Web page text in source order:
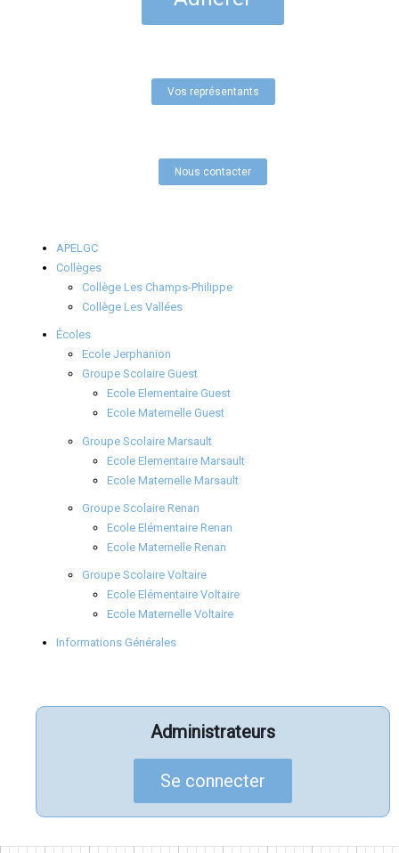
Vos représentants
Nous contacter
APELGC
Collèges
Collège Les Champs-Philippe
Collège Les Vallées
Écoles
Ecole Jerphanion
Groupe Scolaire Guest
Ecole Elementaire Guest
Ecole Maternelle Guest
Groupe Scolaire Marsault
Ecole Elementaire Marsault
Ecole Maternelle Marsault
Groupe Scolaire Renan
Ecole Elémentaire Renan
Ecole Maternelle Renan
Groupe Scolaire Voltaire
Ecole Elémentaire Voltaire
Ecole Maternelle Voltaire
Informations Générales
Administrateurs
Se connecter